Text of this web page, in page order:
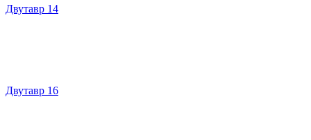
Двутавр 14
Двутавр 16